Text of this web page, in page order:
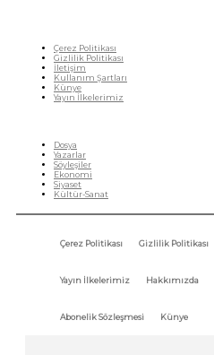
Çerez Politikası
Gizlilik Politikası
İletişim
Kullanım Şartları
Künye
Yayın İlkelerimiz
Dosya
Yazarlar
Söyleşiler
Ekonomi
Siyaset
Kültür-Sanat
Çerez Politikası Gizlilik Politikası
Yayın İlkelerimiz Hakkımızda
Abonelik Sözleşmesi Künye